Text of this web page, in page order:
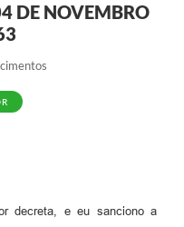
DE NOVEMBRO
decreta, e eu sanciono a